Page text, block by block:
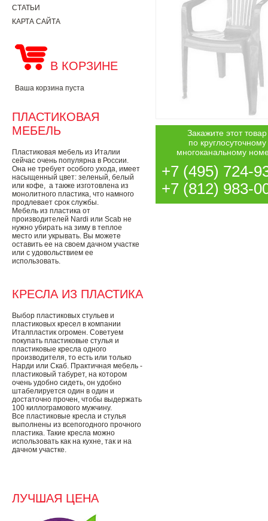
СТАТЬИ
КАРТА САЙТА
В КОРЗИНЕ
Ваша корзина пуста
ПЛАСТИКОВАЯ
МЕБЕЛЬ
Пластиковая мебель из Италии
сейчас очень популярна в России.
Она не требует особого ухода, имеет
насыщенный цвет: зеленый, белый
или кофе, а также изготовлена из
монолитного пластика, что намного
продлевает срок службы.
Мебель из пластика от
производителей Nardi или Scab не
нужно убирать на зиму в теплое
место или укрывать. Вы можете
оставить ее на своем дачном участке
или с удовольствием ее
использовать.
КРЕСЛА ИЗ ПЛАСТИКА
Выбор пластиковых стульев и
пластиковых кресел в компании
Италпластик огромен. Советуем
покупать пластиковые стулья и
пластиковые кресла одного
производителя, то есть или только
Нарди или Скаб. Практичная мебель -
пластиковый табурет, на котором
очень удобно сидеть, он удобно
штабелируется один в один и
достаточно прочен, чтобы выдержать
100 киллограмового мужчину.
Все пластиковые кресла и стулья
выполнены из всепогодного прочного
пластика. Такие кресла можно
использовать как на кухне, так и на
дачном участке.
ЛУЧШАЯ ЦЕНА
Закажите этот товар
по круглосуточному
многоканальному
+7 (495) 724-
+7 (812) 983-